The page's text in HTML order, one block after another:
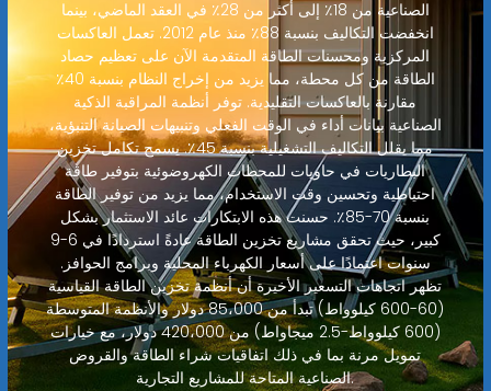
الصناعية من 18٪ إلى أكثر من 28٪ في العقد الماضي، بينما
انخفضت التكاليف بنسبة 88٪ منذ عام 2012. تعمل العاكسات
المركزية ومحسنات الطاقة المتقدمة الآن على تعظيم حصاد
الطاقة من كل محطة، مما يزيد من إخراج النظام بنسبة 40٪
مقارنة بالعاكسات التقليدية. توفر أنظمة المراقبة الذكية
الصناعية بيانات أداء في الوقت الفعلي وتنبيهات الصيانة التنبؤية،
مما يقلل التكاليف التشغيلية بنسبة 45٪. يسمح تكامل تخزين
البطاريات في حاويات للمحطات الكهروضوئية بتوفير طاقة
احتياطية وتحسين وقت الاستخدام، مما يزيد من توفير الطاقة
بنسبة 70-85٪. حسنت هذه الابتكارات عائد الاستثمار بشكل
كبير، حيث تحقق مشاريع تخزين الطاقة عادةً استردادًا في 6-9
سنوات اعتمادًا على أسعار الكهرباء المحلية وبرامج الحوافز.
تظهر اتجاهات التسعير الأخيرة أن أنظمة تخزين الطاقة القياسية
(60-600 كيلوواط) تبدأ من 85،000 دولار والأنظمة المتوسطة
(600 كيلوواط-2.5 ميجاواط) من 420،000 دولار، مع خيارات
تمويل مرنة بما في ذلك اتفاقيات شراء الطاقة والقروض
الصناعية المتاحة للمشاريع التجارية.